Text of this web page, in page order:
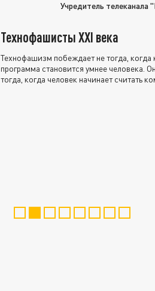
Учредитель телеканала
Технофашисты XXI века
Технофашизм побеждает не тогда, когда
программа становится умнее человека.
тогда, когда человек начинает считать